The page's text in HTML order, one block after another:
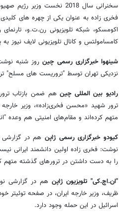
سخنرانی سال 2018 نخست
فخری زاده به عنوان یکی از چهره های کلیدی
اکومسکو، شبکه تلویزیونی رن.ت.و،
کامسامولتس و کانال تلویزیونی لایف نیوز
شینهوا خبرگزاری رسمی چینروز شنبه
نزدیکی تهران توسط "تروریست های مسلح"
رادیو بین المللی چینهم ضمن بازتاب
ترور شهید «محسن فخری‌زاده»، وزیر خارجه
متهم کرده‌اند و مقام‌های امنیتی هم وعده
کیودو خبرگزاری رسمی ژاپن هم در گزارشی
نوشت: فخری زاده اولین دانشمند ایرانی
را به دست داشتن در ترورهای گذشته متهم
"ان.اچ.کی" تلویزیون ژاپن هم در گزارشی
ظریف، وزیر خارجه ایران، در صفحه
اسرائیل در این حمله وجود دارد.